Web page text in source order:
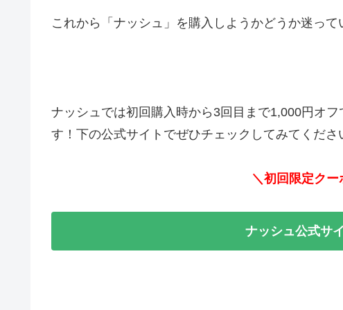
これから「ナッシュ」を購入しようかどうか迷って
ナッシュでは初回購入時から3回目まで1,000円オ
す！下の公式サイトでぜひチェックしてみてくださ
＼初回限定クー
ナッシュ公式サ